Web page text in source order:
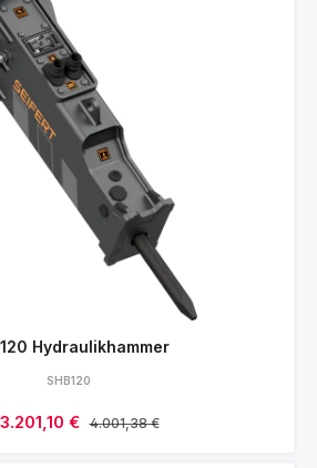
Hydraulikhammer
SHB120
3.201,10 € Regulärer Preis:
4.001,38 €